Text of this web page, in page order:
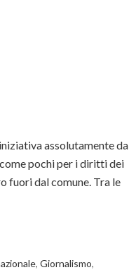
assolutamente da
pochi per i diritti dei
fuori dal comune. Tra le
, Giornalismo,